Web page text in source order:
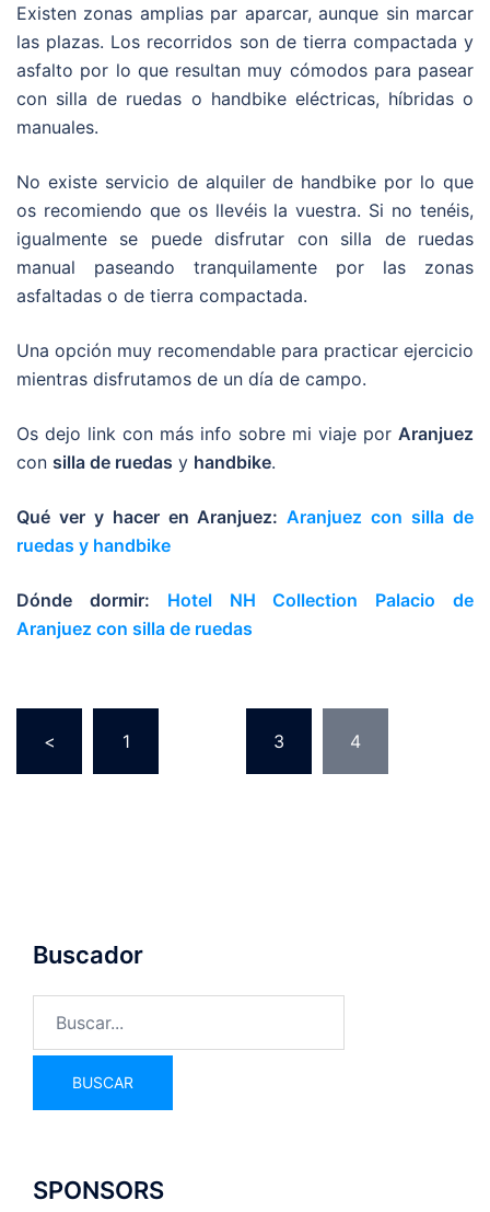
Existen zonas amplias par aparcar, aunque sin marcar
las plazas. Los recorridos son de tierra compactada y
asfalto por lo que resultan muy cómodos para pasear
con silla de ruedas o handbike eléctricas, híbridas o
manuales.
No existe servicio de alquiler de handbike por lo que
os recomiendo que os llevéis la vuestra. Si no tenéis,
igualmente se puede disfrutar con silla de ruedas
manual paseando tranquilamente por las zonas
asfaltadas o de tierra compactada.
Una opción muy recomendable para practicar ejercicio
mientras disfrutamos de un día de campo.
Os dejo link con más info sobre mi viaje por Aranjuez
con silla de ruedas y handbike.
Qué ver y hacer en Aranjuez:Aranjuez con silla de
ruedas y handbike
Dónde dormir: Hotel NH Collection Palacio de
Aranjuez con silla de ruedas
< 1 3 4
Buscador
SPONSORS